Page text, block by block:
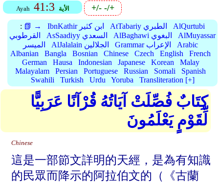
Ayah 41:3 الأية +/--/+
: 📗 → IbnKathir ابن كثير AtTabariy الطبري
AlQurtubi
القرطوبي
AsSaadiyy السعدي AlBaghawi البغوي
AlMuyassar
الميسر
AlJalalain الجلالين Grammar الإعراب
Arabic
Albanian
Bangla Bosnian Chinese Czech English
French
German
Hausa Indonesian Japanese Korean
Malay
Malayalam
Persian Portuguese Russian Somali
Spanish
Swahili
Turkish Urdu Yoruba Transliteration [+]
كِتَابٌ فُصِّلَتْ آيَاتُهُ قُرْآنًا عَرَبِيًّا
لِّقَوْمٍ يَعْلَمُونَ
Chinese
這是一部節文詳明的天經，是為有知識
的民眾而降示的阿拉伯文的（《古蘭